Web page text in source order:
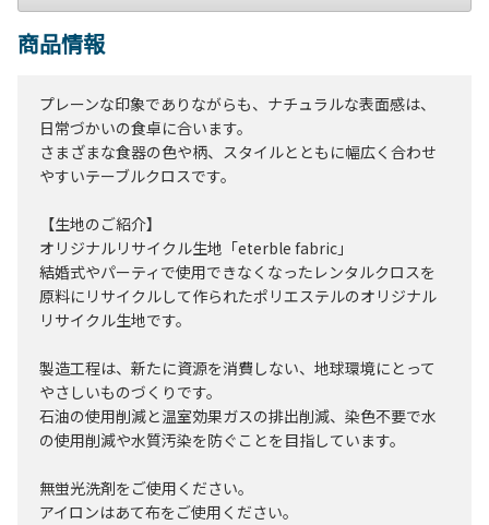
商品情報
プレーンな印象でありながらも、ナチュラルな表面感は、
日常づかいの食卓に合います。
さまざまな食器の色や柄、スタイルとともに幅広く合わせ
やすいテーブルクロスです。
【生地のご紹介】
オリジナルリサイクル生地「eterble fabric」
結婚式やパーティで使用できなくなったレンタルクロスを
原料にリサイクルして作られたポリエステルのオリジナル
リサイクル生地です。
製造工程は、新たに資源を消費しない、地球環境にとって
やさしいものづくりです。
石油の使用削減と温室効果ガスの排出削減、染色不要で水
の使用削減や水質汚染を防ぐことを目指しています。
無蛍光洗剤をご使用ください。
アイロンはあて布をご使用ください。